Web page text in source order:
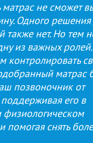
не сможет
Одного решения
также нет. Но тем
из важных
матрас
позвоночник от
поддерживая его в
помогая снять